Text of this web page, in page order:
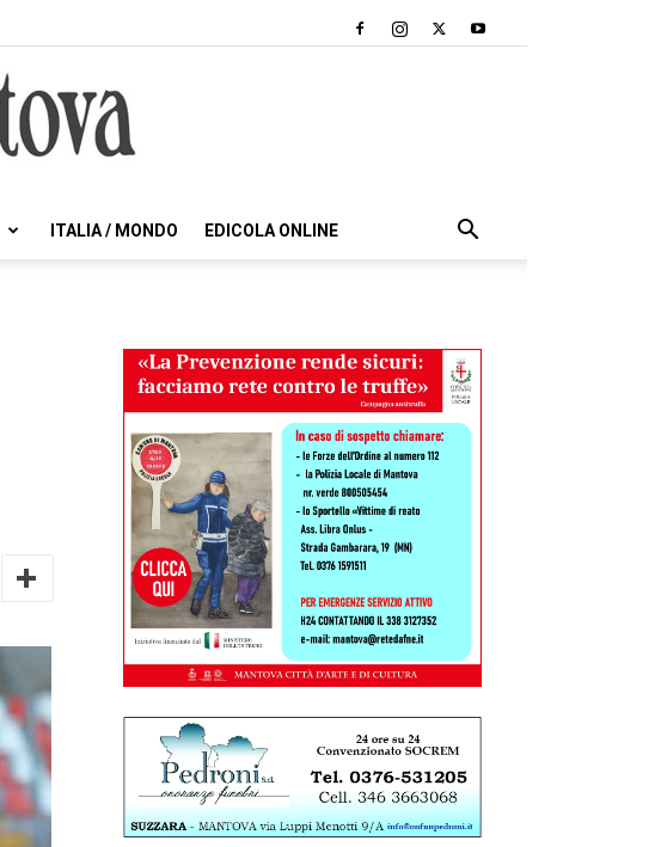
ITALIA / MONDO EDICOLA ONLINE